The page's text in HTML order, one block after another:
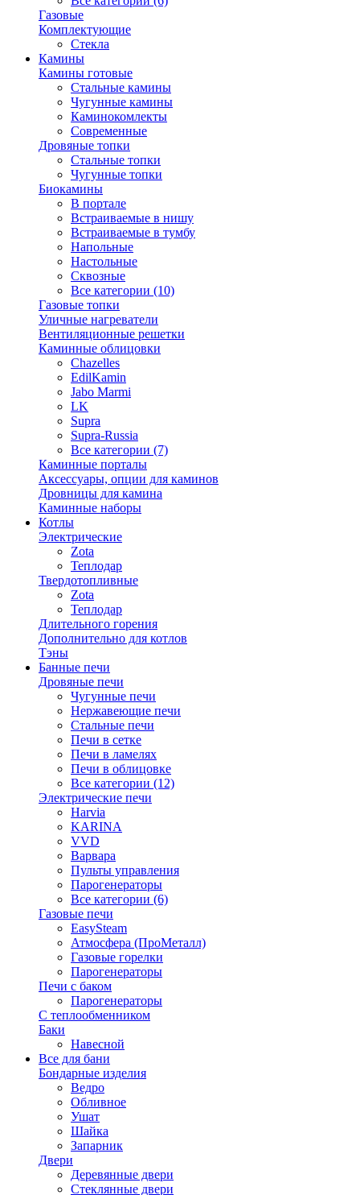
Газовые
Комплектующие
Стекла
Камины
Камины готовые
Стальные камины
Чугунные камины
Каминокомлекты
Современные
Дровяные топки
Стальные топки
Чугунные топки
Биокамины
В портале
Встраиваемые в нишу
Встраиваемые в тумбу
Напольные
Настольные
Сквозные
Все категории (10)
Газовые топки
Уличные нагреватели
Вентиляционные решетки
Каминные облицовки
Chazelles
EdilKamin
Jabo Marmi
LK
Supra
Supra-Russia
Все категории (7)
Каминные порталы
Аксессуары, опции для каминов
Дровницы для камина
Каминные наборы
Котлы
Электрические
Zota
Теплодар
Твердотопливные
Zota
Теплодар
Длительного горения
Дополнительно для котлов
Тэны
Банные печи
Дровяные печи
Чугунные печи
Нержавеющие печи
Стальные печи
Печи в сетке
Печи в ламелях
Печи в облицовке
Все категории (12)
Электрические печи
Harvia
KARINA
VVD
Варвара
Пульты управления
Парогенераторы
Все категории (6)
Газовые печи
EasySteam
Атмосфера (ПроМеталл)
Газовые горелки
Парогенераторы
Печи с баком
Парогенераторы
С теплообменником
Баки
Навесной
Все для бани
Бондарные изделия
Ведро
Обливное
Ушат
Шайка
Запарник
Двери
Деревянные двери
Стеклянные двери